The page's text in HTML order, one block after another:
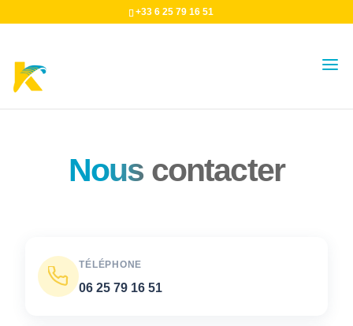
+33 6 25 79 16 51
Nous contacter
TÉLÉPHONE
06 25 79 16 51